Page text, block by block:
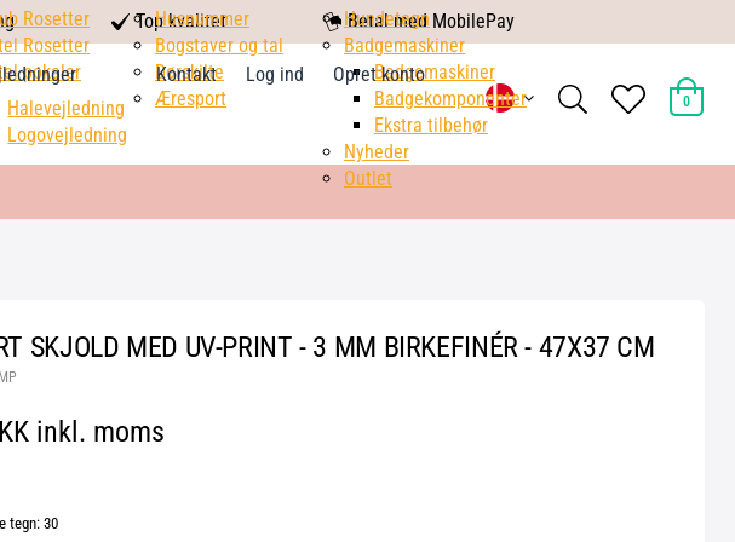
check
mark
Top kvalitet
mobile
pay
Betal med MobilePay
Halevejledning
Logovejledning
Kontakt Log ind
Opret konto
search heart
light
0
Rosetter
Rosetter
pokaler
Husnummer
Bogstaver og tal
Dørskilte
Æresport
Hundetegn
Badgemaskiner
Badgemaskiner
Badgekomponenter
Ekstra tilbehør
Nyheder
Outlet
SKJOLD MED UV-PRINT - 3 MM BIRKEFINÉR - 47X37 CM
inkl. moms
tegn: 30